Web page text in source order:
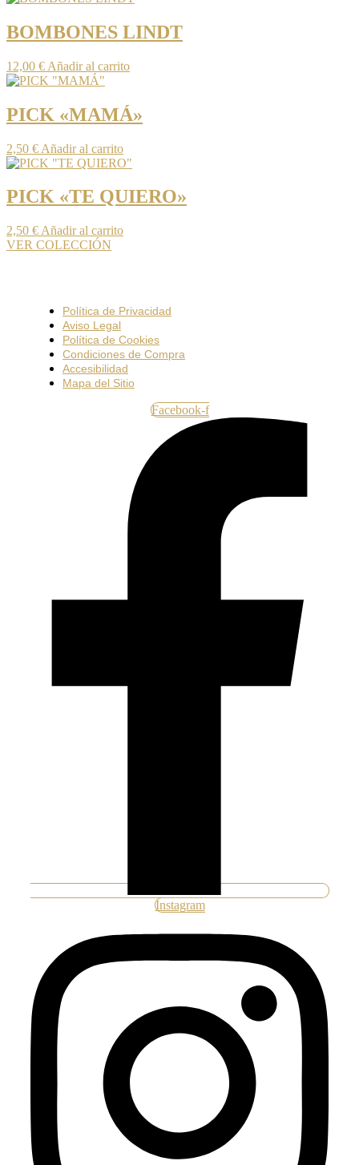
BOMBONES LINDT
12,00 € Añadir al carrito
PICK «MAMÁ»
2,50 € Añadir al carrito
PICK «TE QUIERO»
2,50 € Añadir al carrito
VER COLECCIÓN
Política de Privacidad
Aviso Legal
Política de Cookies
Condiciones de Compra
Accesibilidad
Mapa del Sitio
Facebook-f
Instagram